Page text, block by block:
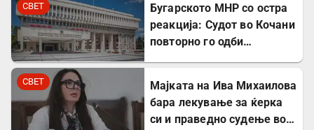
СВЕТ
Бугарското МНР со остра
реакција: Судот во Кочани
повторно го одби
СВЕТ
Мајката на Ива Михаилова
бара лекување за ќерка
си и праведно судење во